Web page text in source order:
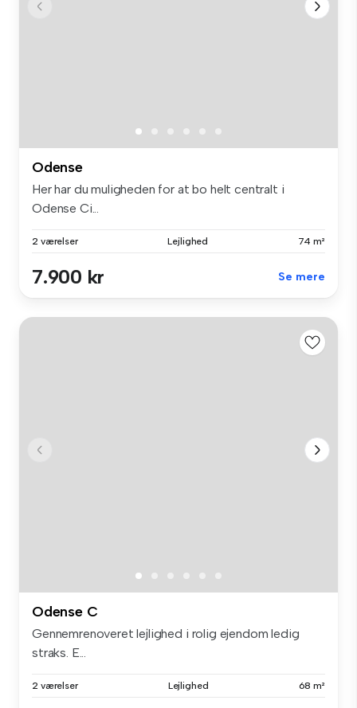
Odense
Her har du muligheden for at bo helt centralt i
Odense Ci...
2 værelser Lejlighed 74 m²
7.900 kr Se mere
Odense C
Gennemrenoveret lejlighed i rolig ejendom ledig
straks. E...
2 værelser Lejlighed 68 m²